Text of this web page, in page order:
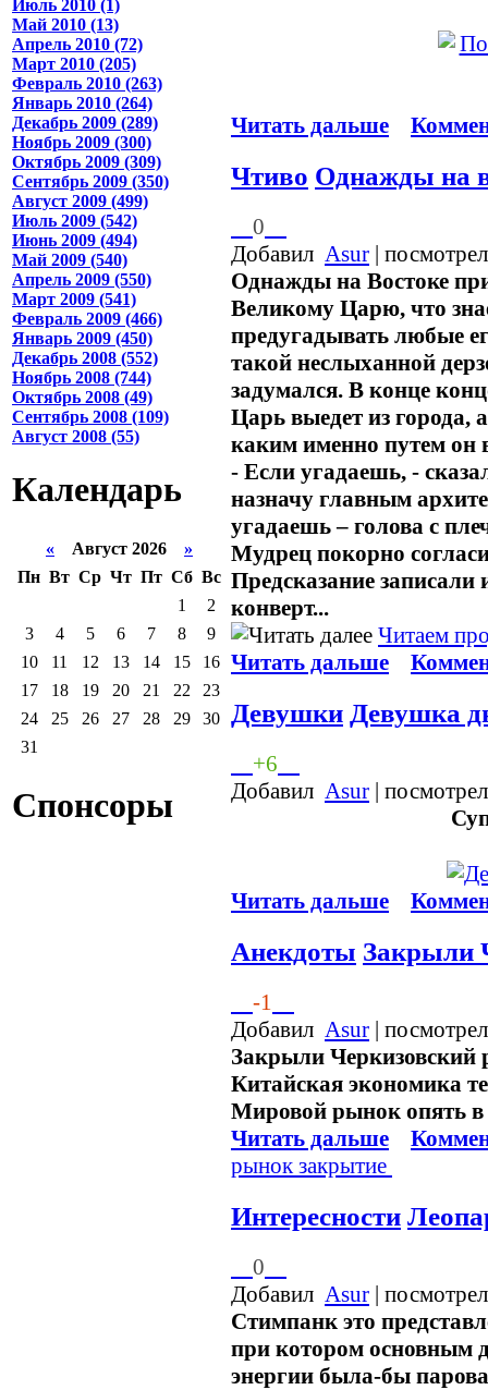
Июль 2010 (1)
Май 2010 (13)
Апрель 2010 (72)
Март 2010 (205)
Февраль 2010 (263)
Январь 2010 (264)
Декабрь 2009 (289)
Ноябрь 2009 (300)
Октябрь 2009 (309)
Сентябрь 2009 (350)
Август 2009 (499)
Июль 2009 (542)
Июнь 2009 (494)
Май 2009 (540)
Апрель 2009 (550)
Март 2009 (541)
Февраль 2009 (466)
Январь 2009 (450)
Декабрь 2008 (552)
Ноябрь 2008 (744)
Октябрь 2008 (49)
Сентябрь 2008 (109)
Август 2008 (55)
Календарь
« Август 2026 »
Пн Вт Ср Чт Пт Сб Вс
1
2
3
4 5 6 7 8
9
10
11 12 13 14 15
16
17
18 19 20 21 22
23
24
25 26 27 28 29
30
31
Спонсоры
Читать дальше
Чтиво Однажды на
0
Добавил Asur |
Однажды на Востоке
Великому Царю, что
предугадывать любые
такой неслыханной
задумался. В конце
Царь выедет из города,
каким именно путем он
- Если угадаешь, -
назначу главным
угадаешь – голова с
Мудрец покорно
Предсказание
конверт...
Читаем
Читать дальше
Девушки Девушка
+6
Добавил Asur |
Читать дальше
Анекдоты Закрыли
-1
Добавил Asur |
Закрыли Черкизовский
Китайская экономика
Мировой рынок опять в
Читать дальше
рынокзакрытие
Интересности
0
Добавил Asur |
Стимпанк это
при котором основным
энергии была-бы